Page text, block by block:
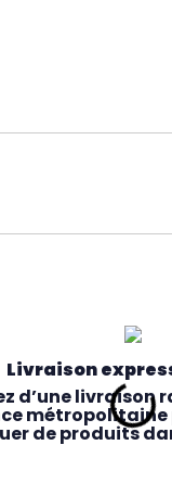
Livraison
d’une livraison
métropolitaine
de produits